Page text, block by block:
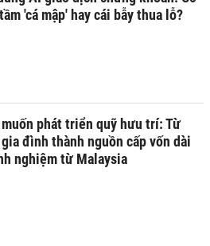
'cá mập' hay cái bẫy thua lỗ?
phát triển quỹ hưu trí: Từ
đình thành nguồn cấp vốn dài
nghiệm từ Malaysia